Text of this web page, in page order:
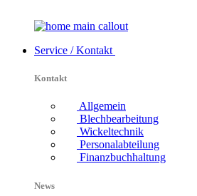
Service / Kontakt
Kontakt
Allgemein
Blechbearbeitung
Wickeltechnik
Personalabteilung
Finanzbuchhaltung
News